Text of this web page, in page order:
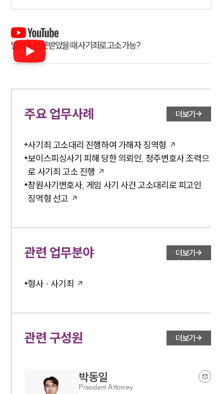
빌려준 돈 못받았을 때 사기죄로 고소 가능?
주요 업무사례 더보기
사기죄 고소대리 진행하여 가해자 징역형
보이스피싱사기 피해 당한 의뢰인, 청주변호사 조력으
로 사기죄 고소 진행
창원사기변호사, 게임 사기 사건 고소대리로 피고인
징역형 선고
관련 업무분야 더보기
형사 · 사기죄
관련 구성원 더보기
박동일
President Attorney